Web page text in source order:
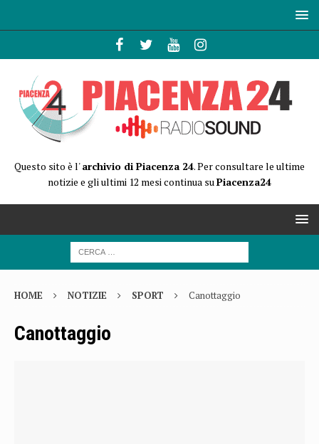
Questo sito è l'archivio di Piacenza 24. Per consultare le ultime
notizie e gli ultimi 12 mesi continua suPiacenza24
HOME NOTIZIE SPORT Canottaggio
Canottaggio